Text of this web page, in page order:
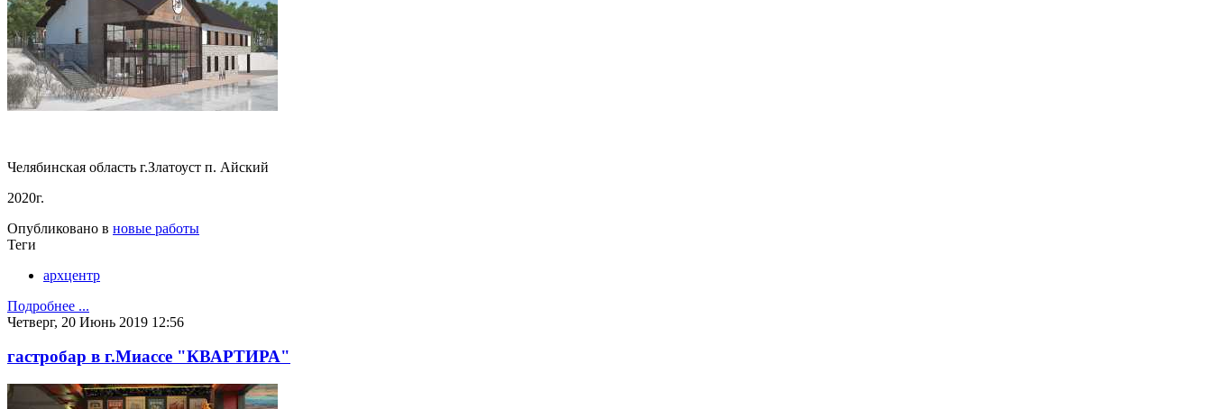
Челябинская область г.Златоуст п. Айский
2020г.
Опубликовано в новые работы
Теги
архцентр
Подробнее ...
Четверг, 20 Июнь 2019 12:56
гастробар в г.Миассе "КВАРТИРА"